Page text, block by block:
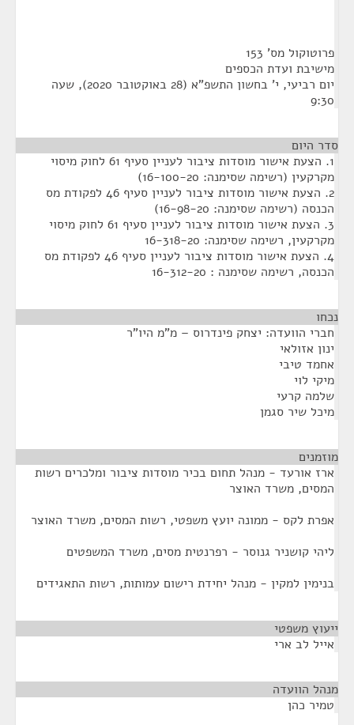
פרוטוקול מס' 153
מישיבת ועדת הכספים
יום רביעי, י' בחשון התשפ"א (28 באוקטובר 2020), שעה
9:30
סדר היום
1. הצעת אישור מוסדות ציבור לעניין סעיף 61 לחוק מיסוי
מקרקעין (רשימה שסימנה: 16-100-20)
2. הצעת אישור מוסדות ציבור לעניין סעיף 46 לפקודת מס
הכנסה (רשימה שסימנה: 16-98-20)
3. הצעת אישור מוסדות ציבור לעניין סעיף 61 לחוק מיסוי
מקרקעין, רשימה שסימנה: 16-318-20
4. הצעת אישור מוסדות ציבור לעניין סעיף 46 לפקודת מס
הכנסה, רשימה שסימנה : 16-312-20
נכחו
חברי הוועדה: יצחק פינדרוס – מ"מ היו"ר
ינון אזולאי
אחמד טיבי
מיקי לוי
שלמה קרעי
מיכל שיר סגמן
מוזמנים
ארז אורעד - מנהל תחום בכיר מוסדות ציבור ומלכרים רשות
המסים, משרד האוצר
אפרת לקס - ממונה יועץ משפטי, רשות המסים, משרד האוצר
ליהי קושניר גנוסר - רפרנטית מסים, משרד המשפטים
בנימין למקין - מנהל יחידת רישום עמותות, רשות התאגידים
ייעוץ משפטי
אייל לב ארי
מנהל הוועדה
טמיר כהן